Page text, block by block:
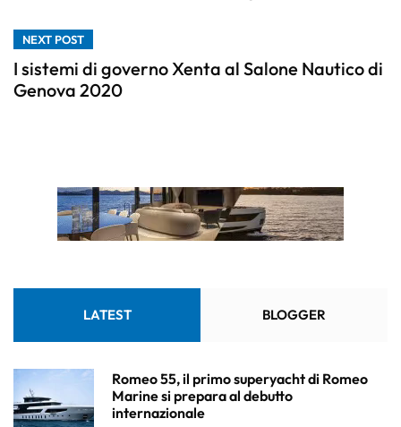
NEXT POST
I sistemi di governo Xenta al Salone Nautico di
Genova 2020
LATEST BLOGGER
Romeo 55, il primo superyacht di Romeo
Marine si prepara al debutto
internazionale